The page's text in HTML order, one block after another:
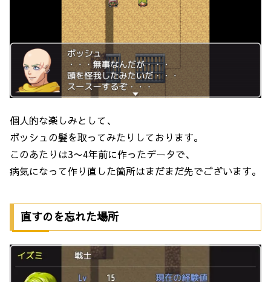
個人的な楽しみとして、
ボッシュの髪を取ってみたりしております。
このあたりは3〜4年前に作ったデータで、
病気になって作り直した箇所はまだまだ先でございます。
直すのを忘れた場所